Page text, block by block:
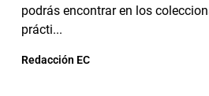
podrás encontrar en los
prácti...
Redacción EC